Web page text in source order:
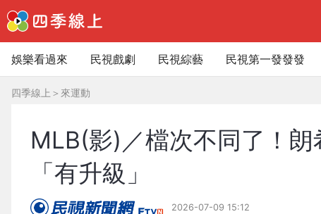
娛樂看過來 民視戲劇 民視綜藝 民視第一發發發
四季線上 ＞ 來運動
MLB(影)／檔次不同了！
「有升級」
2026-07-09 15:12